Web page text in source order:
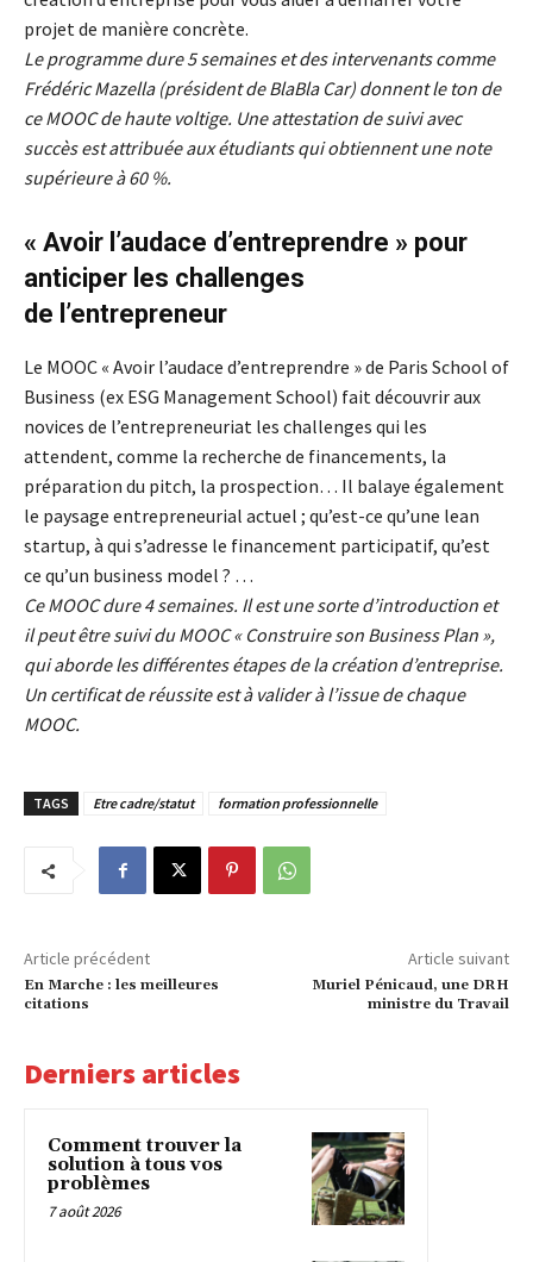
projet de manière concrète.
Le programme dure 5 semaines et des intervenants comme
Frédéric Mazella (président de BlaBla Car) donnent le ton de
ce MOOC de haute voltige. Une attestation de suivi avec
succès est attribuée aux étudiants qui obtiennent une note
supérieure à 60 %.
« Avoir l’audace d’entreprendre » pour
anticiper les challenges
de l’entrepreneur
Le MOOC « Avoir l’audace d’entreprendre » de Paris School of
Business (ex ESG Management School) fait découvrir aux
novices de l’entrepreneuriat les challenges qui les
attendent, comme la recherche de financements, la
préparation du pitch, la prospection… Il balaye également
le paysage entrepreneurial actuel ; qu’est-ce qu’une lean
startup, à qui s’adresse le financement participatif, qu’est
ce qu’un business model ? …
Ce MOOC dure 4 semaines. Il est une sorte d’introduction et
il peut être suivi du MOOC « Construire son Business Plan »,
qui aborde les différentes étapes de la création d’entreprise.
Un certificat de réussite est à valider à l’issue de chaque
MOOC.
TAGS Etre cadre/statut formation professionnelle
Article précédent
En Marche : les meilleures
citations
Article suivant
Muriel Pénicaud, une DRH
ministre du Travail
Derniers articles
Comment trouver la
solution à tous vos
problèmes
7 août 2026